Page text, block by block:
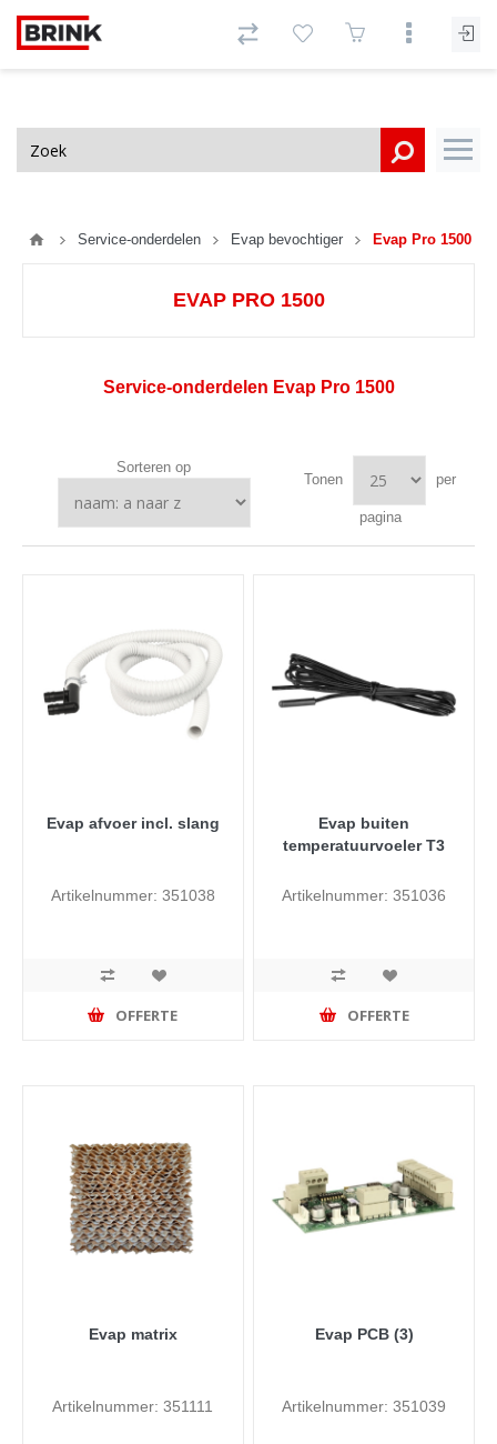
Service-onderdelen Evap bevochtiger Evap Pro 1500
EVAP PRO 1500
Service-onderdelen Evap Pro 1500
Sorteren op
Tonen per
pagina
Evap afvoer incl. slang
Artikelnummer: 351038
OFFERTE
Evap buiten
temperatuurvoeler T3
Artikelnummer: 351036
OFFERTE
Evap matrix
Artikelnummer: 351111
Evap PCB (3)
Artikelnummer: 351039